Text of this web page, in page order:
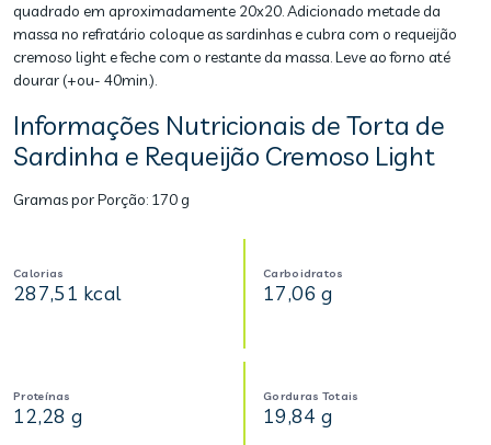
quadrado em aproximadamente 20x20. Adicionado metade da
massa no refratário coloque as sardinhas e cubra com o requeijão
cremoso light e feche com o restante da massa. Leve ao forno até
dourar (+ou- 40min.).
Informações Nutricionais de Torta de
Sardinha e Requeijão Cremoso Light
Gramas por Porção: 170 g
Calorias
287,51 kcal
Carboidratos
17,06 g
Proteínas
12,28 g
Gorduras Totais
19,84 g